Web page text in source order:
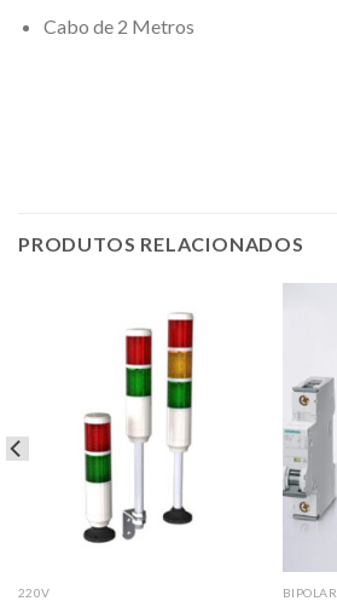
Cabo de 2 Metros
PRODUTOS RELACIONADOS
220V BIPOLAR